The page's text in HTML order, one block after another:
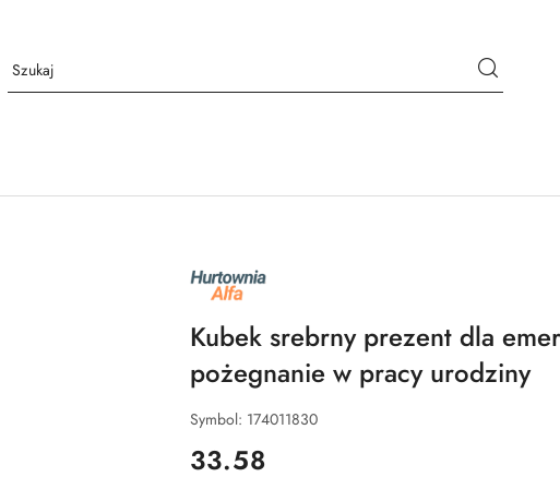
NAZWA
PRODUCENTA:
ALFA
Kubek srebrny prezent dla
pożegnanie w pracy urodziny
Symbol: 174011830
cena:
33.58